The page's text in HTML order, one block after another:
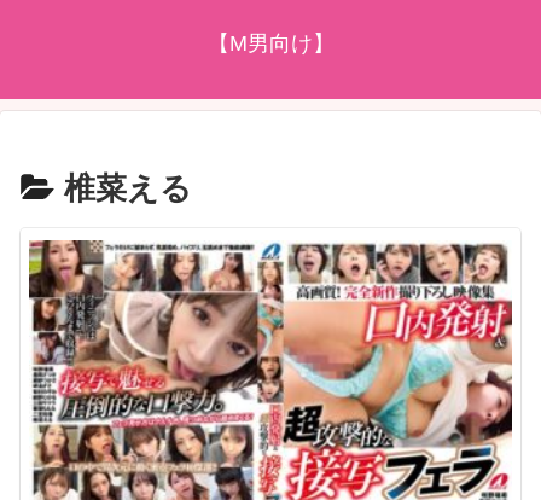
【M男向け】
椎菜える